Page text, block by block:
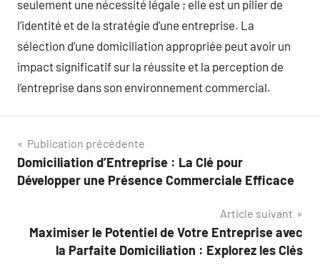
seulement une nécessité légale ; elle est un pilier de
l’identité et de la stratégie d’une entreprise. La
sélection d’une domiciliation appropriée peut avoir un
impact significatif sur la réussite et la perception de
l’entreprise dans son environnement commercial.
Navigation
de
Publication précédente
Domiciliation d’Entreprise : La Clé pour
Développer une Présence Commerciale Efficace
Article suivant
Maximiser le Potentiel de Votre Entreprise avec
la Parfaite Domiciliation : Explorez les Clés